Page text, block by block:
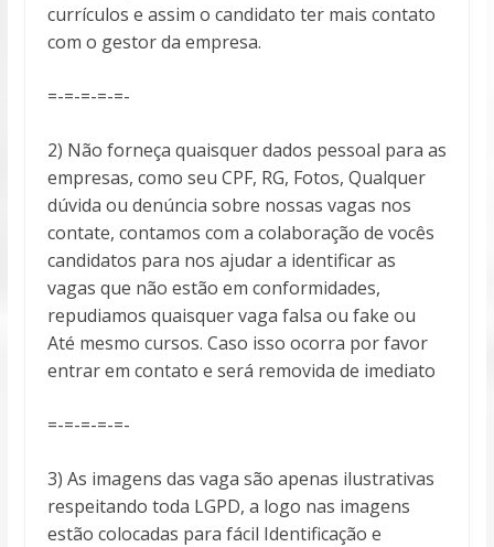
currículos e assim o candidato ter mais contato
com o gestor da empresa.
=-=-=-=-=-
2) Não forneça quaisquer dados pessoal para as
empresas, como seu CPF, RG, Fotos, Qualquer
dúvida ou denúncia sobre nossas vagas nos
contate, contamos com a colaboração de vocês
candidatos para nos ajudar a identificar as
vagas que não estão em conformidades,
repudiamos quaisquer vaga falsa ou fake ou
Até mesmo cursos. Caso isso ocorra por favor
entrar em contato e será removida de imediato
=-=-=-=-=-
3) As imagens das vaga são apenas ilustrativas
respeitando toda LGPD, a logo nas imagens
estão colocadas para fácil Identificação e